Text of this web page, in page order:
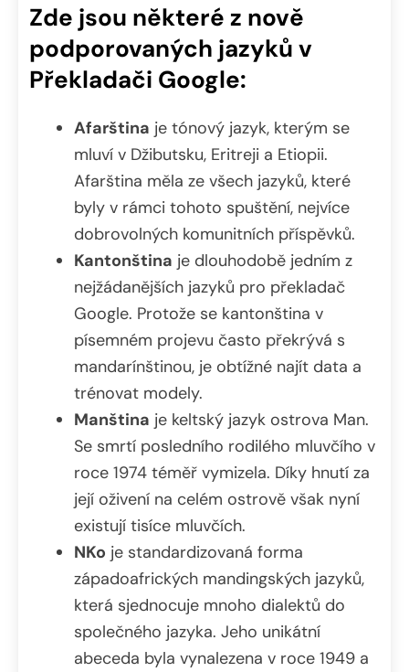
Zde jsou některé z nově
podporovaných jazyků v
Překladači Google:
Afarština je tónový jazyk, kterým se
mluví v Džibutsku, Eritreji a Etiopii.
Afarština měla ze všech jazyků, které
byly v rámci tohoto spuštění, nejvíce
dobrovolných komunitních příspěvků.
Kantonština je dlouhodobě jedním z
nejžádanějších jazyků pro překladač
Google. Protože se kantonština v
písemném projevu často překrývá s
mandarínštinou, je obtížné najít data a
trénovat modely.
Manština je keltský jazyk ostrova Man.
Se smrtí posledního rodilého mluvčího v
roce 1974 téměř vymizela. Díky hnutí za
její oživení na celém ostrově však nyní
existují tisíce mluvčích.
NKo je standardizovaná forma
západoafrických mandingských jazyků,
která sjednocuje mnoho dialektů do
společného jazyka. Jeho unikátní
abeceda byla vynalezena v roce 1949 a